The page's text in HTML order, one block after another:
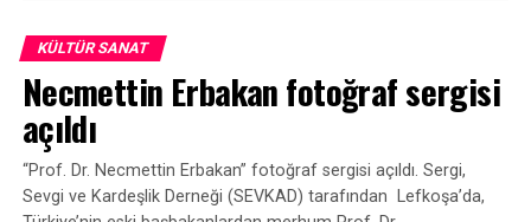
KÜLTÜR SANAT
Necmettin Erbakan fotoğraf sergisi
açıldı
“Prof. Dr. Necmettin Erbakan” fotoğraf sergisi açıldı. Sergi,
Sevgi ve Kardeşlik Derneği (SEVKAD) tarafından Lefkoşa’da,